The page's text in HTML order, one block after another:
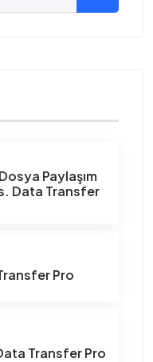
Paylaşım
Data Transfer
Pro
Transfer Pro